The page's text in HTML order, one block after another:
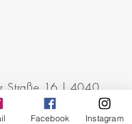
Straße 16 | 4040
Facebook Instagram